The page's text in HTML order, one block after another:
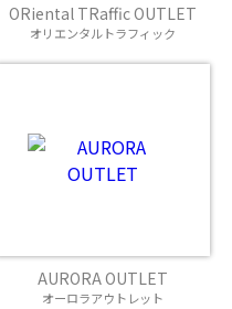
ORiental TRaffic OUTLET
オリエンタルトラフィック
AURORA OUTLET
オーロラアウトレット